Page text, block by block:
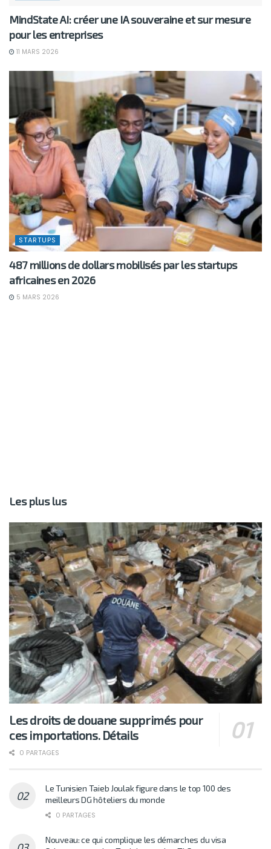
MindState AI: créer une IA souveraine et sur mesure
pour les entreprises
11 MARS 2026
STARTUPS
487 millions de dollars mobilisés par les startups
africaines en 2026
5 MARS 2026
Les plus lus
Les droits de douane supprimés pour
ces importations. Détails
0 PARTAGES
Le Tunisien Taieb Joulak figure dans le top 100 des
meilleurs DG hôteliers du monde
0 PARTAGES
Nouveau: ce qui complique les démarches du visa